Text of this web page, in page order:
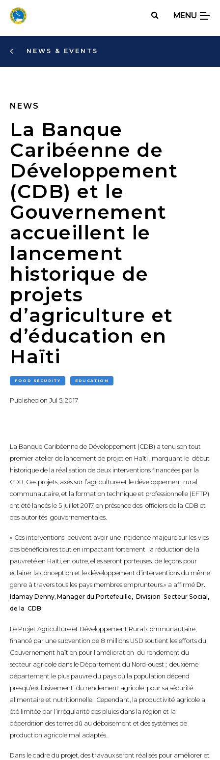
Skip
MENU
NEWS & EVENTS
NEWS
La Banque
Caribéenne de
Développement
(CDB) et le
Gouvernement
accueillent le
lancement
historique de
projets
d’agriculture et
d’éducation en
Haïti
FOOD SECURITY EDUCATION
Published on Jul 5, 2017
La Banque Caribéenne de Développement (CDB) a tenu son tout
premier atelier de lancement de projet en Haïti , marquant le début
historique de la réalisation de deux interventions financées par la
CDB. Ces projets, axés sur l’agriculture et le développement rural
communautaire, et la formation technique et professionnelle (EFTP)
ont été lancés le 5 juillet 2017, en présence des officiers de la CDB et
des autorités gouvernementales.
« Ces interventions peuvent avoir une incidence majeure sur les vies
des bénéficiaires tout en impactant fortement la réduction de la
pauvreté en Haïti, en outre, elles seront porteuses de leçons pour
éclairer la conception et le développement d’interventions du même
genre à travers tous les pays membres emprunteurs.» a affirmé Dr.
Idamay Denny, Manager du Portefeuille, Division Secteur Social,
de la CDB.
Le Projet Agriculture et Développement Rural communautaire,
financé par une subvention de 8 millions USD soutient les efforts du
Gouvernement haïtien pour l’amélioration du rendement du
secteur agricole dans le Département du Nord-ouest ; deuxième
département le plus pauvre du pays où la population dépend
presqu’exclusivement du rendement agricole pour sa sécurité
alimentaire et nutritionnelle. Cependant, la productivité agricole a
été limitée par l’irrégularité des pluies dans la région et la
déperdition des terres dû au déboisement et des systèmes de
production agricole mal adaptés.
Dans le cadre du projet, des travaux seront réalisés pour améliorer et